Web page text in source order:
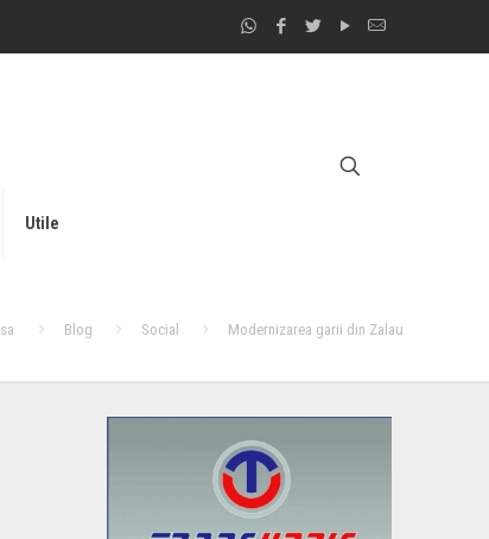
Utile
Blog Social Modernizarea garii din Zalau